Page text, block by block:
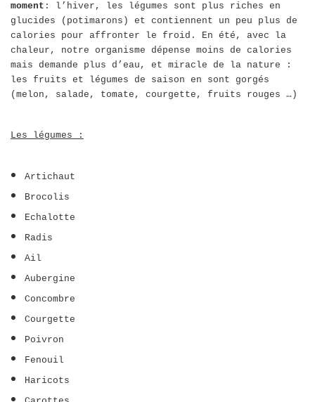
moment : l’hiver, les légumes sont plus riches en
glucides (potimarons) et contiennent un peu plus de
calories pour affronter le froid. En été, avec la
chaleur, notre organisme dépense moins de calories
mais demande plus d’eau, et miracle de la nature :
les fruits et légumes de saison en sont gorgés
(melon, salade, tomate, courgette, fruits rouges …)
Les légumes :
Artichaut
Brocolis
Echalotte
Radis
Ail
Aubergine
Concombre
Courgette
Poivron
Fenouil
Haricots